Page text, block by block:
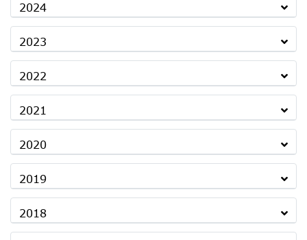
2024
2023
2022
2021
2020
2019
2018